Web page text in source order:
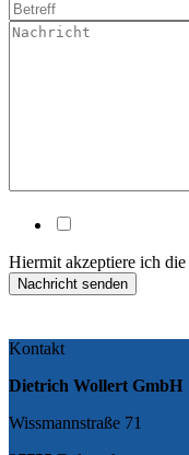
Hiermit akzeptiere ich die
Nachricht senden
Kontakt
Dietrich Wollert GmbH
Wissmannstraße 71